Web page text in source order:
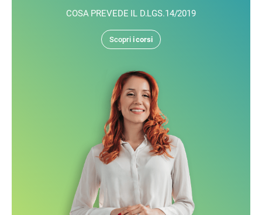
COSA PREVEDE IL D.LGS.14/2019
Scopri i corsi